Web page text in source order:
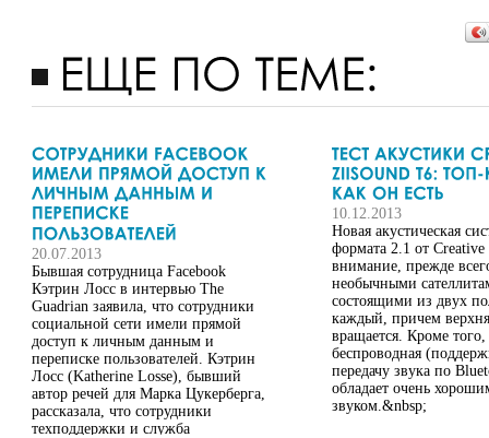
20.07.2013
Бывшая сотрудница Facebook
Кэтрин Лосс в интервью The
Guadrian заявила, что сотрудники
социальной сети имели прямой
доступ к личным данным и
переписке пользователей. Кэтрин
Лосс (Katherine Losse), бывший
автор речей для Марка Цукерберга,
рассказала, что сотрудники
техподдержки и служба
10.12.2013
Новая акустическая
формата 2.1 от Creative
внимание, прежде
необычными
состоящими из двух
каждый, причем
вращается. Кроме того,
беспроводная
передачу звука по
обладает очень
звуком.&nbsp;